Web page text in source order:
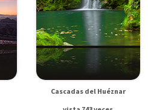
Cascadas del Huéznar